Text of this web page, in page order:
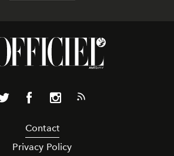
Contact
Privacy Policy